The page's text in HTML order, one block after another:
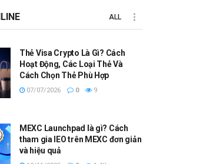
ALL
Thẻ Visa Crypto Là Gì? Cách
Hoạt Động, Các Loại Thẻ Và
Cách Chọn Thẻ Phù Hợp
07/07/2026 0 9
MEXC Launchpad là gì? Cách
tham gia IEO trên MEXC đơn giản
và hiệu quả